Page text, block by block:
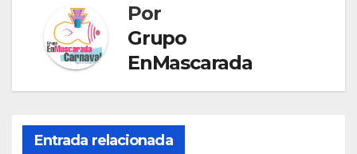
l
t
Por
Grupo
EnMascarada
Entrada relacionada